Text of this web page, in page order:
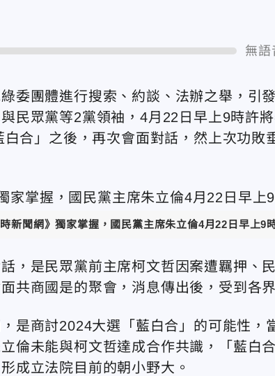
無語
委團體進行搜索、約談、法辦之舉，引
民眾黨等2黨領袖，4月22日早上9時許
合」之後，再次會面對話，然上次功敗
時新聞網》獨家掌握，國民黨主席朱立倫4月22日早上
，是民眾黨前主席柯文哲因案遭羈押、
共商國是的聚會，消息傳出後，受到各
是商討2024大選「藍白合」的可能性，
倫未能與柯文哲達成合作共識，「藍白
成立法院目前的朝小野大。